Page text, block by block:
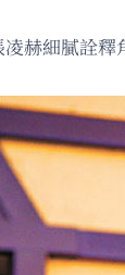
赫細膩詮